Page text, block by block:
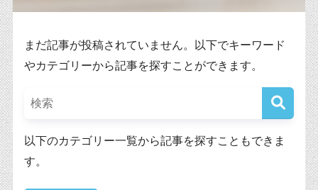
まだ記事が投稿されていません。以下でキーワード
やカテゴリーから記事を探すことができます。
以下のカテゴリー一覧から記事を探すこともできま
す。